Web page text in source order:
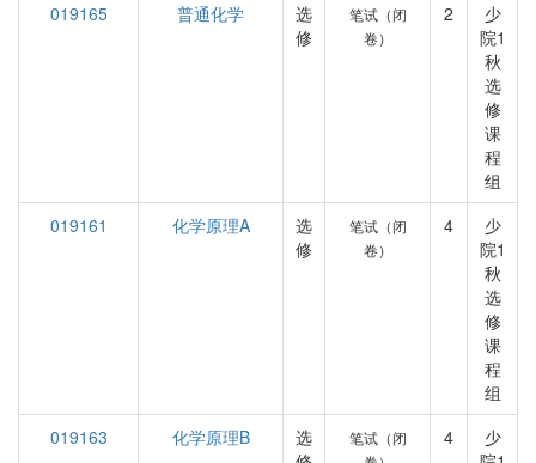
019165
普通化学
选
修
笔试（闭
卷）
2
少
院1
秋
选
修
课
程
组
019161
化学原理A
选
修
笔试（闭
卷）
4
少
院1
秋
选
修
课
程
组
019163
化学原理B
选
笔试（闭
4
少